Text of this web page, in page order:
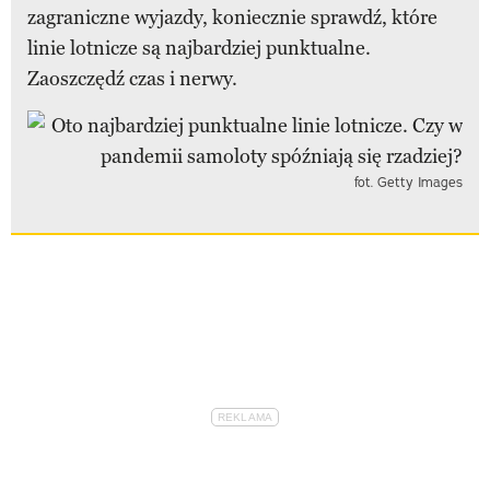
zagraniczne wyjazdy, koniecznie sprawdź, które
linie lotnicze są najbardziej punktualne.
Zaoszczędź czas i nerwy.
fot. Getty Images